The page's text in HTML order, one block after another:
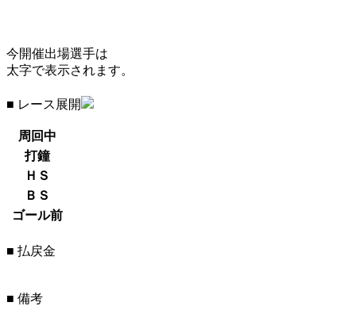
今開催出場選手は
太字で表示されます。
■ レース展開
周回中
打鐘
ＨＳ
ＢＳ
ゴール前
■ 払戻金
■ 備考